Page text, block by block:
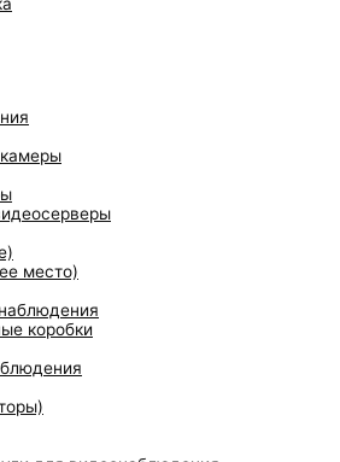
место)
коробки